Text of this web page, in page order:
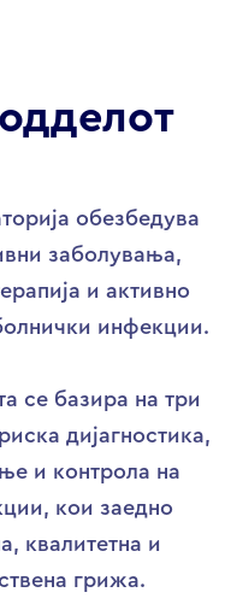
обезбедува
заболувања,
и активно
инфекции.
се базира на три
дијагностика,
и контрола на
кои заедно
квалитетна и
грижа.